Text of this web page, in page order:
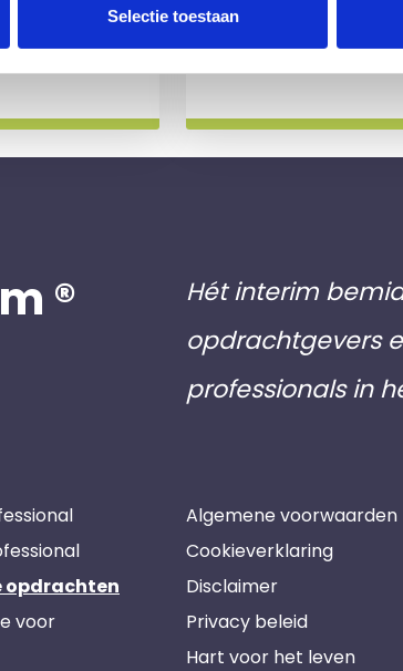
Selectie toestaan
aan
®
Hét interim
opdrachtgevers
professionals in
opdrachten
voor
Algemene voorwaarden
Cookieverklaring
Disclaimer
Privacy beleid
Hart voor het leven